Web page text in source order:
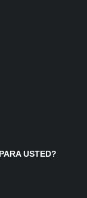
USTED?